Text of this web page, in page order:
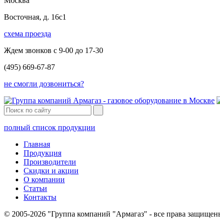
Восточная, д. 16с1
схема проезда
Ждем звонков с 9-00 до 17-30
(495) 669-67-87
не смогли дозвониться?
полный список продукции
Главная
Продукция
Производители
Скидки и акции
О компании
Статьи
Контакты
© 2005-2026 "Группа компаний "Армагаз" - все права